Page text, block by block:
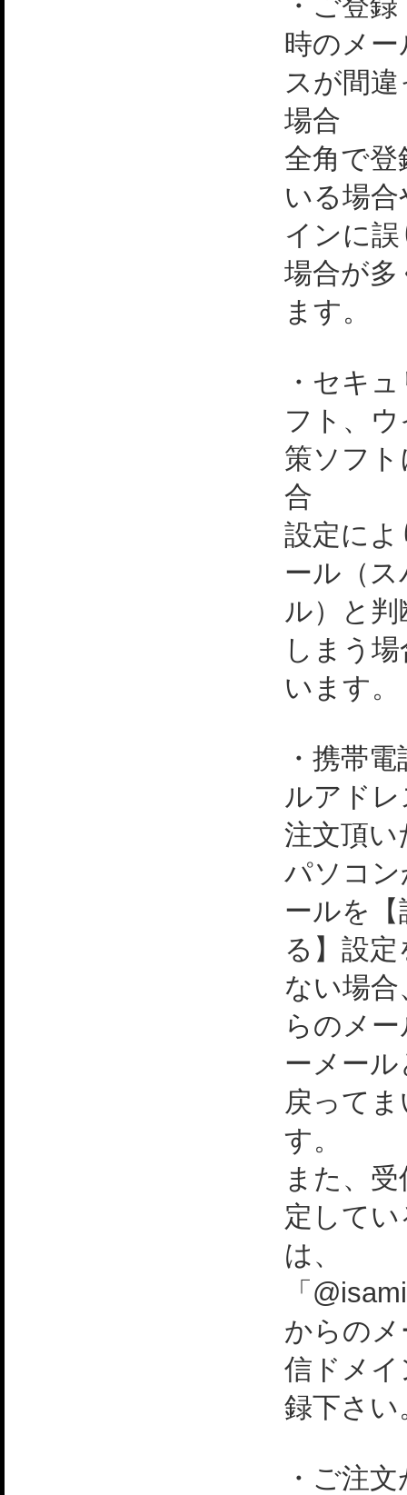
時のメ
スが間
場合
全角で
いる場
インに
場合が
ます。
・セキ
フト、
策ソフ
合
設定に
ール（
ル）と
しまう
います。
・携帯
ルアド
注文頂い
パソコ
ールを【
る】設
ない場
らのメ
ーメー
戻って
す。
また、
定して
は、
「
からの
信ドメ
録下さい
・ご注